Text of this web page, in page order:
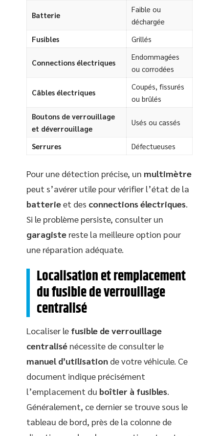
Batterie
Faible ou
déchargée
Fusibles
Grillés
Connections électriques
Endommagées
ou corrodées
Câbles électriques
Coupés, fissurés
ou brûlés
Boutons de verrouillage
et déverrouillage
Usés ou cassés
Serrures Défectueuses
Pour une détection précise, un multimètre
peut s’avérer utile pour vérifier l’état de la
batterieet des connections électriques.
Si le problème persiste, consulter un
garagiste reste la meilleure option pour
une réparation adéquate.
Localisation et remplacement
du fusible de verrouillage
centralisé
Localiser le fusible de verrouillage
centralisé nécessite de consulter le
manuel d’utilisation de votre véhicule. Ce
document indique précisément
l’emplacement du boîtier à fusibles.
Généralement, ce dernier se trouve sous le
tableau de bord, près de la colonne de